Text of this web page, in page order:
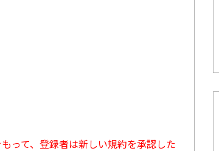
って、登録者は新しい規約を承認した